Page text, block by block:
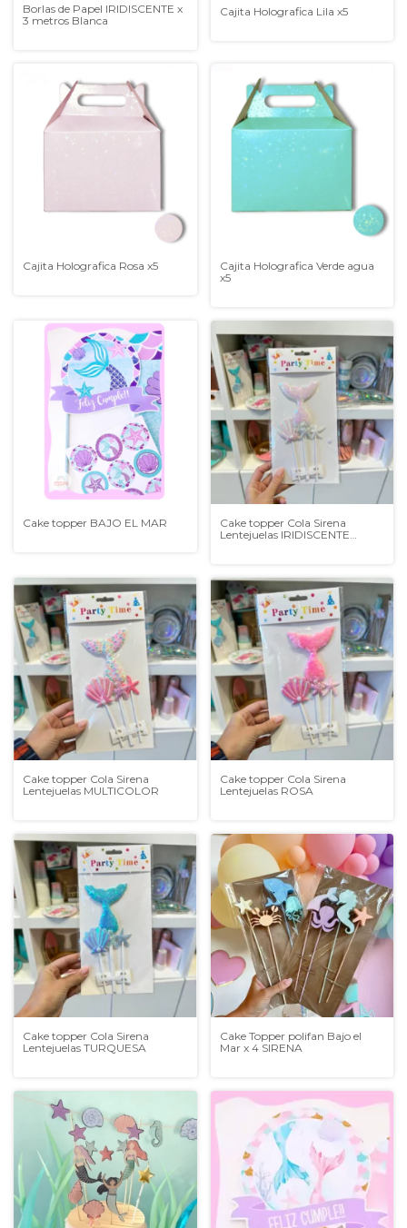
Borlas de Papel IRIDISCENTE x
3 metros Blanca
Cajita Holografica Lila x5
Cajita Holografica Rosa x5
Cajita Holografica Verde agua
x5
Cake topper BAJO EL MAR
Cake topper Cola Sirena
Lentejuelas IRIDISCENTE
Cake topper Cola Sirena
Lentejuelas MULTICOLOR
Cake topper Cola Sirena
Lentejuelas ROSA
Cake topper Cola Sirena
Lentejuelas TURQUESA
Cake Topper polifan Bajo el
Mar x 4 SIRENA